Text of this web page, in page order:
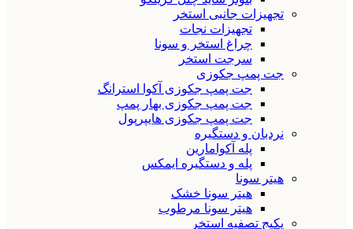
تجهیزات جانبی استخر
تجهیزات نجات
چراغ استخر و سونا
سرجت استخر
جت پمپ جکوزی
جت پمپ جکوزی آکوا استرانگ
جت پمپ جکوزی بهار پمپ
جت پمپ جکوزی هایپرپول
نردبان و دستگیره
پله آکوامارین
پله و دستگیره ایمکس
هیتر سونا
هیتر سونا خشک
هیتر سونا مرطوب
پکیج تصفیه استخر